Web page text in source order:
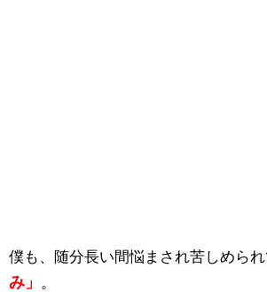
僕も、随分長い間悩まされ苦しめら
み」 。